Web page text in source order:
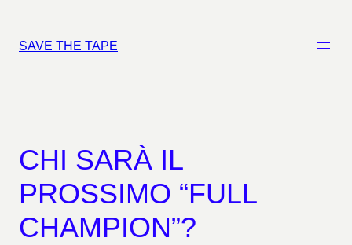
contenuto
SAVE THE TAPE
CHI SARÀ IL
PROSSIMO “FULL
CHAMPION”?